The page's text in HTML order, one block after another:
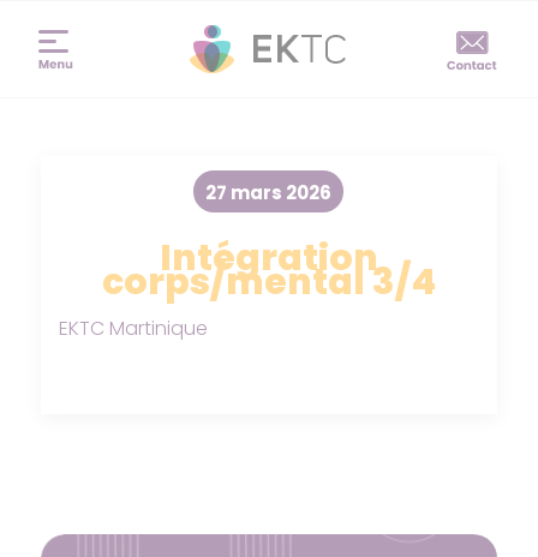
Intégration
corps/mental 3/4
27 mars 2026
EKTC Martinique